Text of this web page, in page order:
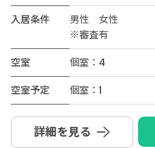
入居条件
男性 女性
※審査有
空室
個室：4
空室予定
個室：1
詳細を見る